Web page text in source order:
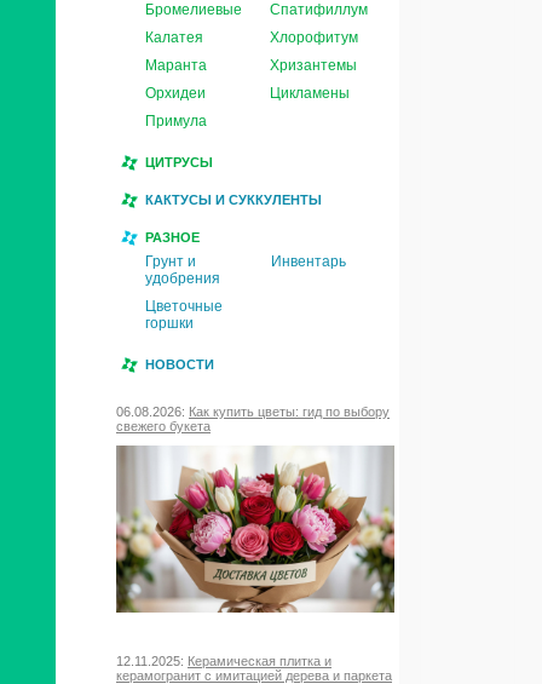
Бромелиевые
Спатифиллум
Калатея
Хлорофитум
Маранта
Хризантемы
Орхидеи
Цикламены
Примула
ЦИТРУСЫ
КАКТУСЫ И СУККУЛЕНТЫ
РАЗНОЕ
Грунт и
удобрения
Инвентарь
Цветочные
горшки
НОВОСТИ
06.08.2026: Как купить цветы: гид по выбору
свежего букета
12.11.2025: Керамическая плитка и
керамогранит с имитацией дерева и паркета